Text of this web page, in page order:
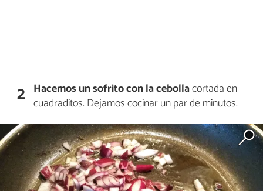
2 Hacemos un sofrito con la cebollacortada en
cuadraditos. Dejamos cocinar un par de minutos.